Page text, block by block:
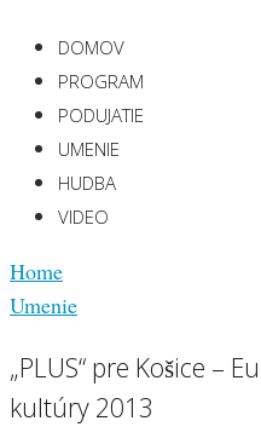
DOMOV
PROGRAM
PODUJATIE
UMENIE
HUDBA
VIDEO
Home
Umenie
„PLUS“ pre Košice –
kultúry 2013